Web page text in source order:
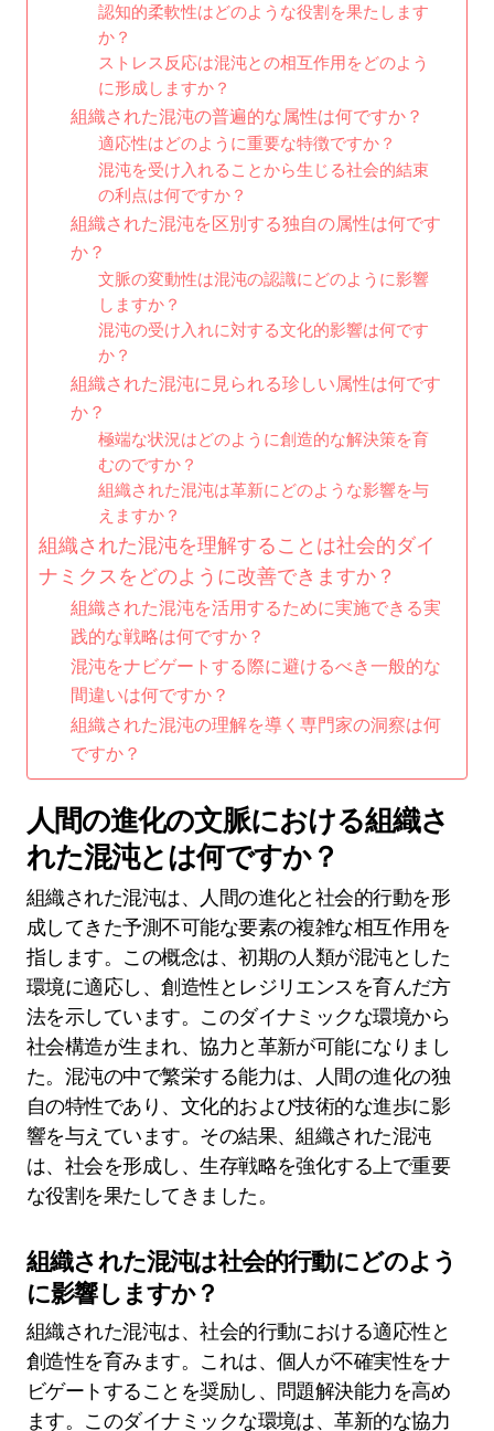
認知的柔軟性はどのような役割を果たします
か？
ストレス反応は混沌との相互作用をどのよう
に形成しますか？
組織された混沌の普遍的な属性は何ですか？
適応性はどのように重要な特徴ですか？
混沌を受け入れることから生じる社会的結束
の利点は何ですか？
組織された混沌を区別する独自の属性は何です
か？
文脈の変動性は混沌の認識にどのように影響
しますか？
混沌の受け入れに対する文化的影響は何です
か？
組織された混沌に見られる珍しい属性は何です
か？
極端な状況はどのように創造的な解決策を育
むのですか？
組織された混沌は革新にどのような影響を与
えますか？
組織された混沌を理解することは社会的ダイ
ナミクスをどのように改善できますか？
組織された混沌を活用するために実施できる実
践的な戦略は何ですか？
混沌をナビゲートする際に避けるべき一般的な
間違いは何ですか？
組織された混沌の理解を導く専門家の洞察は何
ですか？
人間の進化の文脈における組織さ
れた混沌とは何ですか？
組織された混沌は、人間の進化と社会的行動を形
成してきた予測不可能な要素の複雑な相互作用を
指します。この概念は、初期の人類が混沌とした
環境に適応し、創造性とレジリエンスを育んだ方
法を示しています。このダイナミックな環境から
社会構造が生まれ、協力と革新が可能になりまし
た。混沌の中で繁栄する能力は、人間の進化の独
自の特性であり、文化的および技術的な進歩に影
響を与えています。その結果、組織された混沌
は、社会を形成し、生存戦略を強化する上で重要
な役割を果たしてきました。
組織された混沌は社会的行動にどのよう
に影響しますか？
組織された混沌は、社会的行動における適応性と
創造性を育みます。これは、個人が不確実性をナ
ビゲートすることを奨励し、問題解決能力を高め
ます。このダイナミックな環境は、革新的な協力